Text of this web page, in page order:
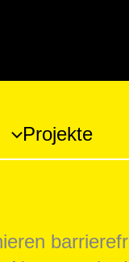
Projekte